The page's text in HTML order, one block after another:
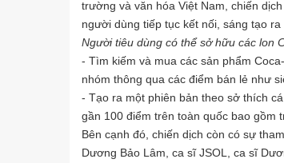
trường và văn hóa Việt Nam, chiến
người dùng tiếp tục kết nối, sáng tạo
Người tiêu dùng có thể sở hữu các lon
- Tìm kiếm và mua các sản phẩm
nhóm thông qua các điểm bán lẻ như
- Tạo ra một phiên bản theo sở thích
gần 100 điểm trên toàn quốc bao gồm
Bên cạnh đó, chiến dịch còn có sự
Dương Bảo Lâm, ca sĩ JSOL, ca sĩ